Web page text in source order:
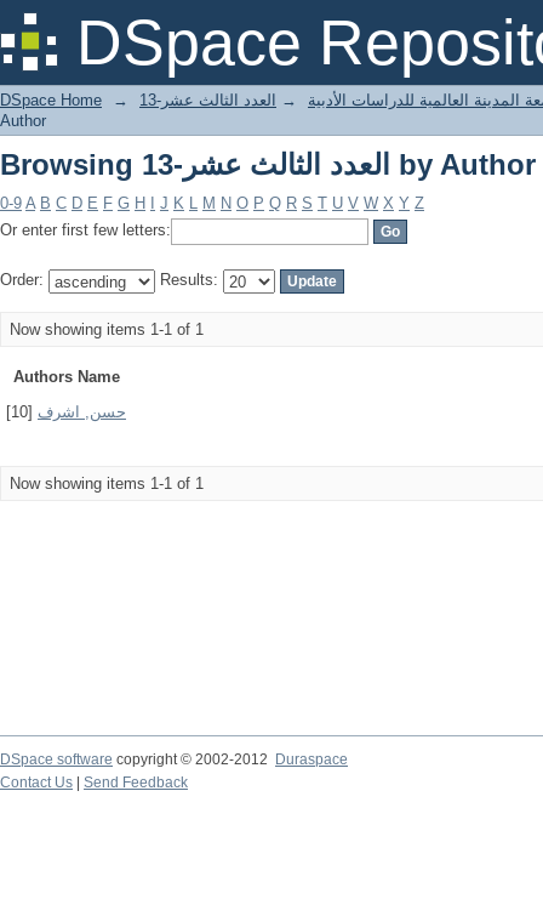
DSpace Browsing العدد الثالث عشر-13 by Author
DSpace Home → المدينة العالمية للدراسات الأدبية →
العدد الثالث عشر-13
Author
Browsing العدد الثالث عشر-13 by Author
0-9 A B C D E F G H J K L M N O P Q R S T U V W X Y Z
Or enter first few letters:
Order: Results:
Now showing items 1-1 of 1
Authors Name
حسن, اشرف [10]
Now showing items 1-1 of 1
DSpace software copyright © 2002-2012
Duraspace
Contact Us
Send Feedback